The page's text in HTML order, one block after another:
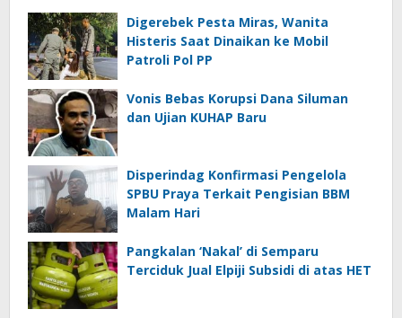
Digerebek Pesta Miras, Wanita
Histeris Saat Dinaikan ke Mobil
Patroli Pol PP
Vonis Bebas Korupsi Dana Siluman
dan Ujian KUHAP Baru
Disperindag Konfirmasi Pengelola
SPBU Praya Terkait Pengisian BBM
Malam Hari
Pangkalan ‘Nakal’ di Semparu
Terciduk Jual Elpiji Subsidi di atas HET